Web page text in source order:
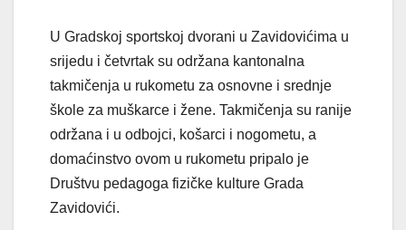
U Gradskoj sportskoj dvorani u Zavidovićima u
srijedu i četvrtak su održana kantonalna
takmičenja u rukometu za osnovne i srednje
škole za muškarce i žene. Takmičenja su ranije
održana i u odbojci, košarci i nogometu, a
domaćinstvo ovom u rukometu pripalo je
Društvu pedagoga fizičke kulture Grada
Zavidovići.